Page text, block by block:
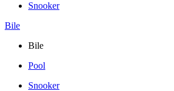
Snooker
Bile
Bile
Pool
Snooker